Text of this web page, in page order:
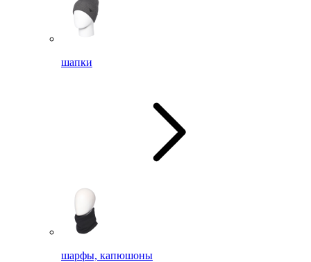
шапки
шарфы, капюшоны